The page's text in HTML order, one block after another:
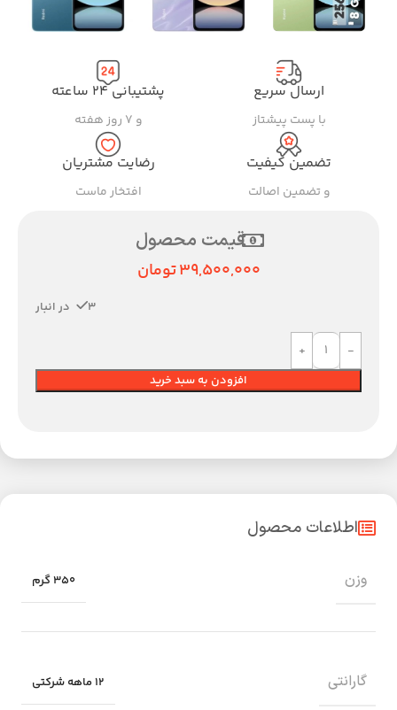
ارسال سریع
با پست پیشتاز
پشتیبانی ۲۴ ساعته
و ۷ روز هفته
تضمین کیفیت
و تضمین اصالت
رضایت مشتریان
افتخار ماست
قیمت محصول
39,500,000تومان
3 در انبار
افزودن به سبد خرید
اطلاعات محصول
وزن 350 گرم
گارانتی ۱۲ ماهه شرکتی